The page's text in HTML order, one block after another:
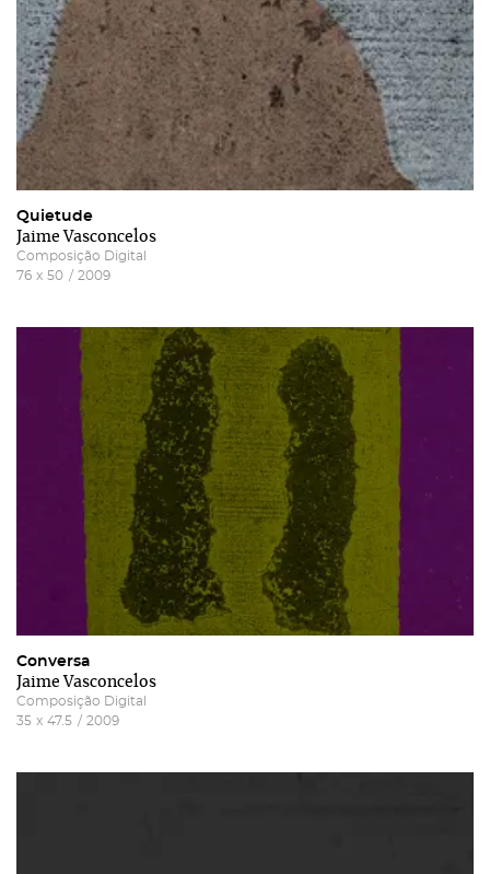
Quietude
Jaime Vasconcelos
Composição Digital
76 x 50 / 2009
Conversa
Jaime Vasconcelos
Composição Digital
35 x 47.5 / 2009